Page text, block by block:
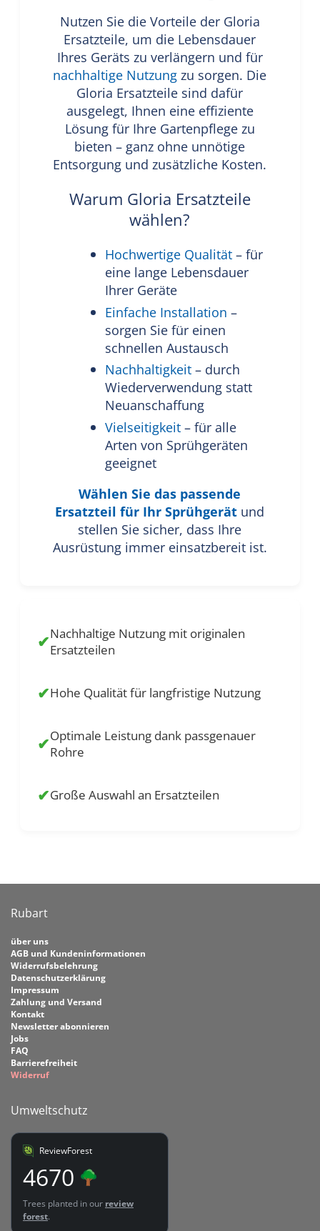
Nutzen Sie die Vorteile der Gloria
Ersatzteile, um die Lebensdauer
Ihres Geräts zu verlängern und für
nachhaltige Nutzung zu sorgen. Die
Gloria Ersatzteile sind dafür
ausgelegt, Ihnen eine effiziente
Lösung für Ihre Gartenpflege zu
bieten – ganz ohne unnötige
Entsorgung und zusätzliche Kosten.
Warum Gloria Ersatzteile
wählen?
Hochwertige Qualität– für
eine lange Lebensdauer
Ihrer Geräte
Einfache Installation –
sorgen Sie für einen
schnellen Austausch
Nachhaltigkeit– durch
Wiederverwendung statt
Neuanschaffung
Vielseitigkeit– für alle
Arten von Sprühgeräten
geeignet
Wählen Sie das passende
Ersatzteil für Ihr Sprühgerät und
stellen Sie sicher, dass Ihre
Ausrüstung immer einsatzbereit ist.
✔Nachhaltige Nutzung mit originalen
Ersatzteilen
✔Hohe Qualität für langfristige Nutzung
✔Optimale Leistung dank passgenauer
Rohre
✔Große Auswahl an Ersatzteilen
Rubart
über uns
AGB und Kundeninformationen
Widerrufsbelehrung
Datenschutzerklärung
Impressum
Zahlung und Versand
Kontakt
Newsletter abonnieren
Jobs
FAQ
Barrierefreiheit
Widerruf
Umweltschutz
ReviewForest
4670
Trees planted in our review
forest.